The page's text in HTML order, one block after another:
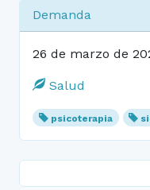
Demanda
26 de marzo de
Salud
psicoterapia